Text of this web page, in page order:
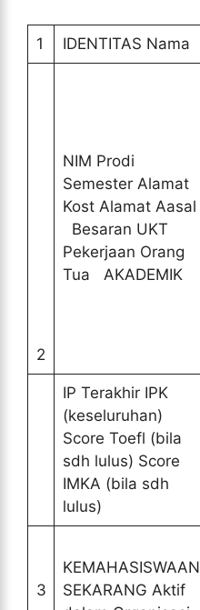
1 IDENTITAS Nama
2
NIM Prodi
Semester Alamat
Kost Alamat Aasal
Besaran UKT
Pekerjaan Orang
Tua AKADEMIK
IP Terakhir IPK
(keseluruhan)
Score Toefl (bila
sdh lulus) Score
IMKA (bila sdh
lulus)
3
KEMAHASISWAAN
SEKARANG Aktif